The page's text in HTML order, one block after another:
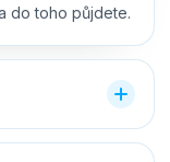
do toho půjdete.
rolety den a